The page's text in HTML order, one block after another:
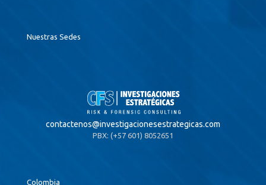
Nuestras Sedes
contactenos@investigacionesestrategicas.com
PBX: (+57 601) 8052651
Colombia